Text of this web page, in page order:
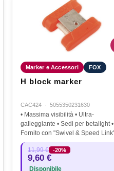
Marker e Accessori FOX
H block marker
CAC424 · 5055350231630
• Massima visibilità • Ultra-
galleggiante • Sedi per betalight •
Fornito con "Swivel & Speed
per un agevole aggancio del
piombo
11,99 € -20%
9,60 €
Disponibile